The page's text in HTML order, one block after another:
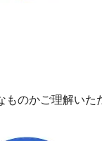
のかご理解いた